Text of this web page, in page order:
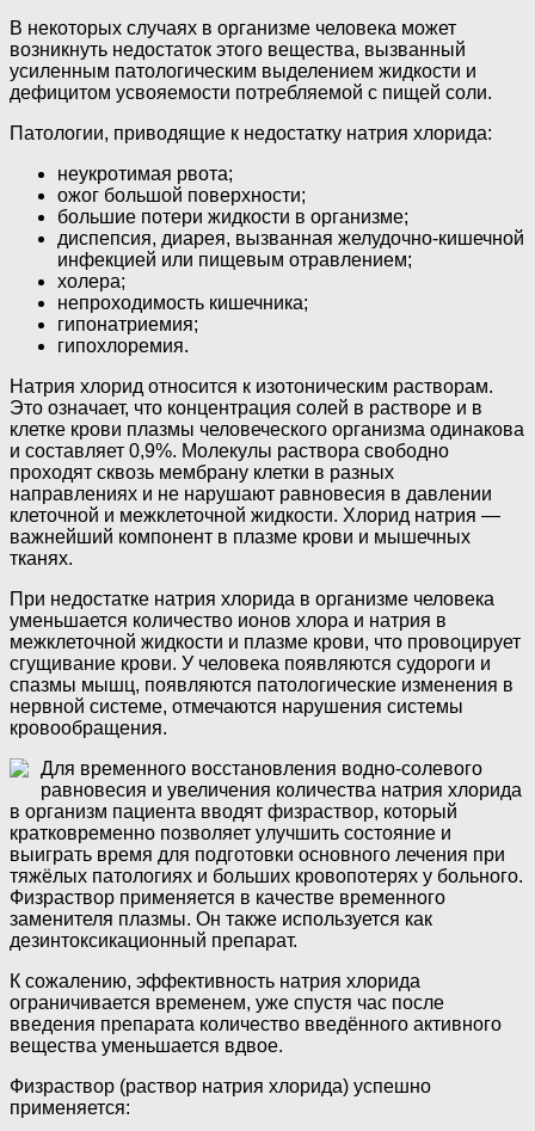
В некоторых случаях в организме человека может
возникнуть недостаток этого вещества, вызванный
усиленным патологическим выделением жидкости и
дефицитом усвояемости потребляемой с пищей соли.
Патологии, приводящие к недостатку натрия хлорида:
неукротимая рвота;
ожог большой поверхности;
большие потери жидкости в организме;
диспепсия, диарея, вызванная желудочно-кишечной
инфекцией или пищевым отравлением;
холера;
непроходимость кишечника;
гипонатриемия;
гипохлоремия.
Натрия хлорид относится к изотоническим растворам.
Это означает, что концентрация солей в растворе и в
клетке крови плазмы человеческого организма одинакова
и составляет 0,9%. Молекулы раствора свободно
проходят сквозь мембрану клетки в разных
направлениях и не нарушают равновесия в давлении
клеточной и межклеточной жидкости. Хлорид натрия —
важнейший компонент в плазме крови и мышечных
тканях.
При недостатке натрия хлорида в организме человека
уменьшается количество ионов хлора и натрия в
межклеточной жидкости и плазме крови, что провоцирует
сгущивание крови. У человека появляются судороги и
спазмы мышц, появляются патологические изменения в
нервной системе, отмечаются нарушения системы
кровообращения.
Для временного восстановления водно-солевого
равновесия и увеличения количества натрия хлорида
в организм пациента вводят физраствор, который
кратковременно позволяет улучшить состояние и
выиграть время для подготовки основного лечения при
тяжёлых патологиях и больших кровопотерях у больного.
Физраствор применяется в качестве временного
заменителя плазмы. Он также используется как
дезинтоксикационный препарат.
К сожалению, эффективность натрия хлорида
ограничивается временем, уже спустя час после
введения препарата количество введённого активного
вещества уменьшается вдвое.
Физраствор (раствор натрия хлорида) успешно
применяется: